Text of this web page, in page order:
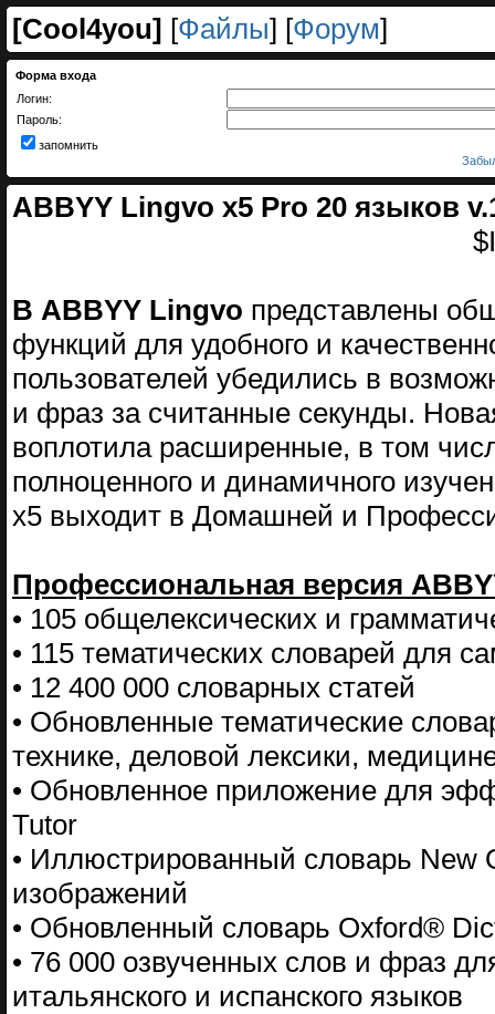
[Cool4you] [Файлы] [Форум]
Форма входа
Логин:
Пароль:
запомнить
ABBYY Lingvo х5 Pro 20 языков
В ABBYY Lingvo представлены
функций для удобного и
пользователей убедились в
и фраз за считанные секунды.
воплотила расширенные, в том
полноценного и динамичного
x5 выходит в Домашней и
Профессиональная версия
• 105 общелексических и
• 115 тематических словарей для
• 12 400 000 словарных статей
• Обновленные тематические
технике, деловой лексики,
• Обновленное приложение для
Tutor
• Иллюстрированный словарь New
изображений
• Обновленный словарь Oxford®
• 76 000 озвученных слов и фраз
итальянского и испанского языков